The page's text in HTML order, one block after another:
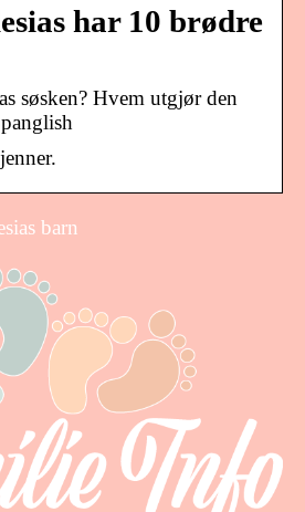
har 10 brødre
søsken? Hvem utgjør den
barn